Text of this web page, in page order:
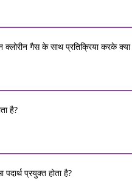
गैस के साथ प्रतिक्रिया करके क्‍या
है?
पदार्थ प्रयुक्‍त होता है?